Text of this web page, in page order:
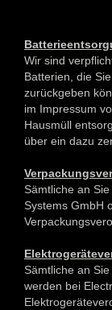
​Wir sind
Batterien, die
zurückgeben
im Impressum
Hausmüll
über ein dazu
Sämtliche an
Systems GmbH
Sämtliche an
werden bei